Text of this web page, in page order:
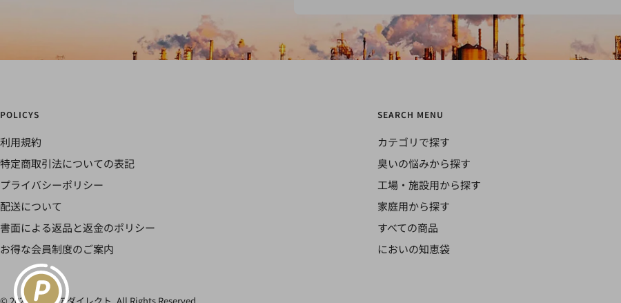
POLICYS
利用規約
特定商取引法についての表記
プライバシーポリシー
配送について
書面による返品と返金のポリシー
お得な会員制度のご案内
SEARCH MENU
カテゴリで探す
臭いの悩みから探す
工場・施設用から探す
家庭用から探す
すべての商品
においの知恵袋
© 2024 カルモアダイレクト. All Rights Reserved.